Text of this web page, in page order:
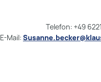
Telefon: +49
E-Mail: